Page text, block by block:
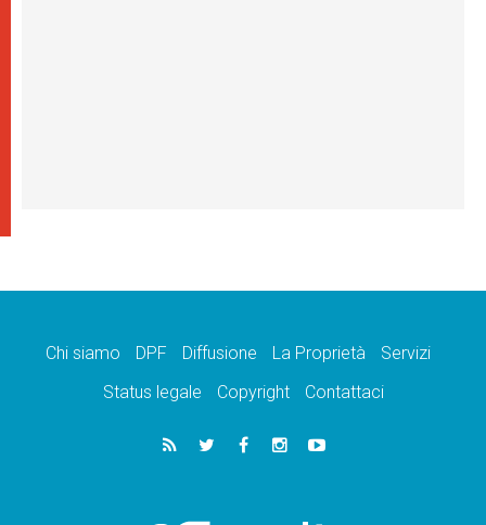
Chi siamo DPF Diffusione La Proprietà
Servizi
Status legale
Copyright Contattaci